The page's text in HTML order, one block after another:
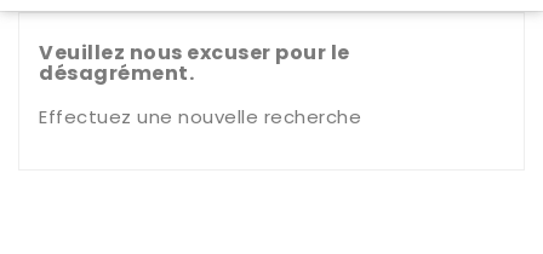
Veuillez nous excuser pour le
désagrément.
Effectuez une nouvelle recherche